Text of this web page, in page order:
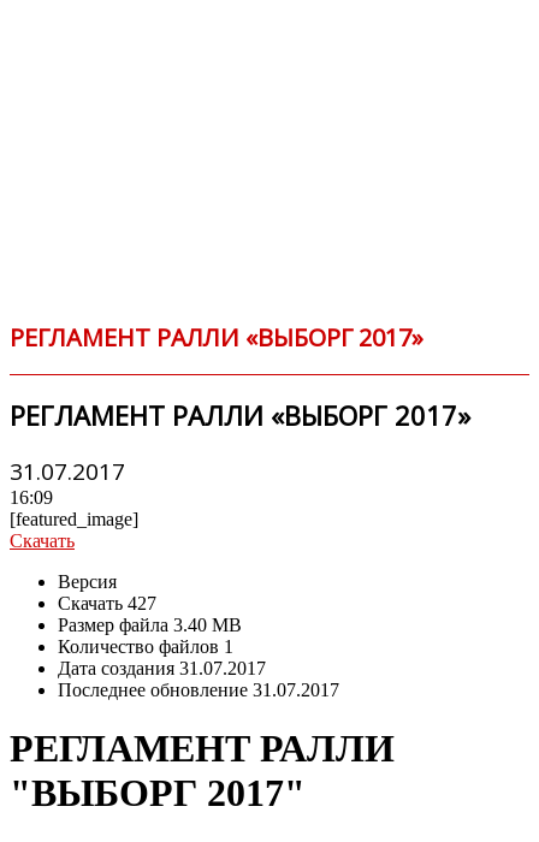
РЕГЛАМЕНТ РАЛЛИ «ВЫБОРГ 2017»
РЕГЛАМЕНТ РАЛЛИ «ВЫБОРГ 2017»
31.07.2017
16:09
[featured_image]
Скачать
Версия
Скачать 427
Размер файла 3.40 MB
Количество файлов 1
Дата создания 31.07.2017
Последнее обновление 31.07.2017
РЕГЛАМЕНТ РАЛЛИ
"ВЫБОРГ 2017"